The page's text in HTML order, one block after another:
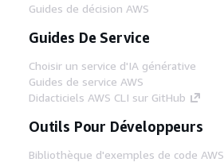
Guides de décision AWS
Guides De Service
Choisir un service d'IA générative
Guides de service AWS
Didacticiels AWS CLI sur GitHub
Outils Pour Développeurs
Bibliothèque d'exemples de code AWS